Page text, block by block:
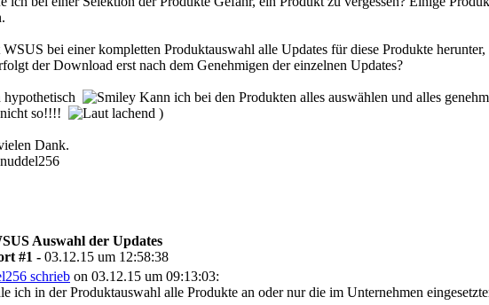
bei einer kompletten Produktauswahl alle Updates für diese Produkte
der Download erst nach dem Genehmigen der einzelnen Updates?
hypothetisch
Kann ich bei den Produkten alles auswählen und alles
so!!!!
)
Dank.
Auswahl der Updates
#1 - 03.12.15 um 12:58:38
schrieb on 03.12.15 um 09:13:03:
ich in der Produktauswahl alle Produkte an oder nur die im Unternehmen